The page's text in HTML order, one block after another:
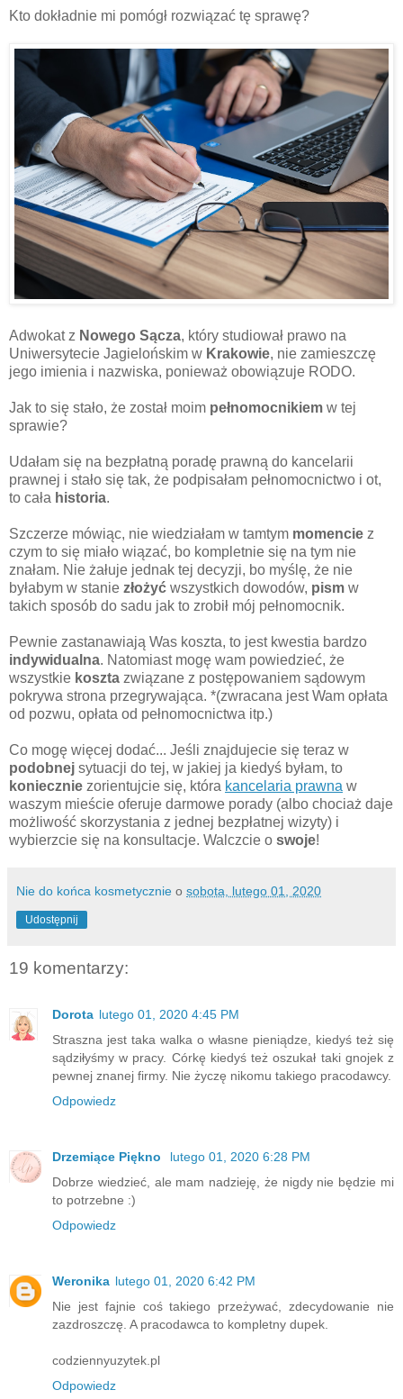
Kto dokładnie mi pomógł rozwiązać tę sprawę?
Adwokat z Nowego Sącza, który studiował prawo na
Uniwersytecie Jagielońskim w Krakowie, nie zamieszczę
jego imienia i nazwiska, ponieważ obowiązuje RODO.
Jak to się stało, że został moim pełnomocnikiem w tej
sprawie?
Udałam się na bezpłatną poradę prawną do kancelarii
prawnej i stało się tak, że podpisałam pełnomocnictwo i ot,
to cała historia.
Szczerze mówiąc, nie wiedziałam w tamtym momencie z
czym to się miało wiązać, bo kompletnie się na tym nie
znałam. Nie żałuje jednak tej decyzji, bo myślę, że nie
byłabym w stanie złożyć wszystkich dowodów, pism w
takich sposób do sadu jak to zrobił mój pełnomocnik.
Pewnie zastanawiają Was koszta, to jest kwestia bardzo
indywidualna. Natomiast mogę wam powiedzieć, że
wszystkie koszta związane z postępowaniem sądowym
pokrywa strona przegrywająca. *(zwracana jest Wam opłata
od pozwu, opłata od pełnomocnictwa itp.)
Co mogę więcej dodać... Jeśli znajdujecie się teraz w
podobnej sytuacji do tej, w jakiej ja kiedyś byłam, to
koniecznie zorientujcie się, która kancelaria prawna w
waszym mieście oferuje darmowe porady (albo chociaż daje
możliwość skorzystania z jednej bezpłatnej wizyty) i
wybierzcie się na konsultacje. Walczcie o swoje!
Nie do końca kosmetycznie o sobota, lutego 01, 2020
Udostępnij
19 komentarzy:
Dorota lutego 01, 2020 4:45 PM
Straszna jest taka walka o własne pieniądze, kiedyś też się
sądziłyśmy w pracy. Córkę kiedyś też oszukał taki gnojek z
pewnej znanej firmy. Nie życzę nikomu takiego pracodawcy.
Odpowiedz
Drzemiące Piękno
lutego 01, 2020 6:28 PM
Dobrze wiedzieć, ale mam nadzieję, że nigdy nie będzie mi
to potrzebne :)
Odpowiedz
Weronika lutego 01, 2020 6:42 PM
Nie jest fajnie coś takiego przeżywać, zdecydowanie nie
zazdroszczę. A pracodawca to kompletny dupek.
codziennyuzytek.pl
Odpowiedz